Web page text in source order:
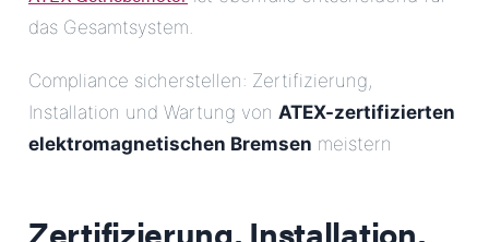
das Gesamtsystem.
Compliance sicherstellen: Zertifizierung,
Installation und Wartung von ATEX-zertifizierten
elektromagnetischen Bremsen meistern